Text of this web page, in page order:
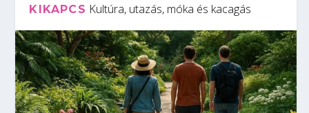
KIKAPCS Kultúra, utazás, móka és kacagás